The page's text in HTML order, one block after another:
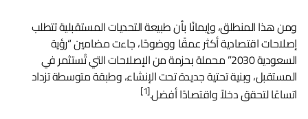
ومن هذا المنطلق، وإيمانًا بأن طبيعة التحديات المستقبلية تتطلب
إصلاحات اقتصادية أكثر عمقًا ووضوحًا، جاءت مضامين “رؤية
السعودية 2030” محملة بحزمة من الإصلاحات التي تُستثمر في
المستقبل، وبنية تحتية جديدة تحت الإنشاء، وطبقة متوسطة تزداد
اتساعًا لتحقق دخلاً واقتصادًا أفضل.[1]